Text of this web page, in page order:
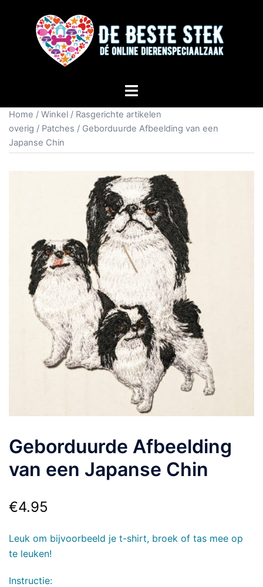
Home / Winkel / Rasgerichte artikelen
overig / Patches / Geborduurde Afbeelding van een
Japanse Chin
Geborduurde Afbeelding
van een Japanse Chin
€4.95
Leuk om bijvoorbeeld je t-shirt, broek of tas mee op
te leuken!
Instructie: